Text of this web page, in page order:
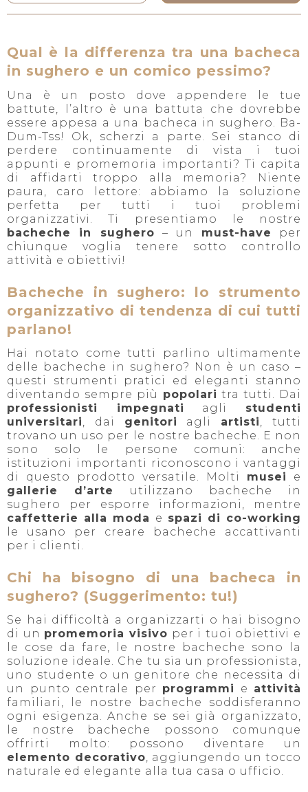
Qual è la differenza tra una bacheca
in sughero e un comico pessimo?
Una è un posto dove appendere le tue
battute, l’altro è una battuta che dovrebbe
essere appesa a una bacheca in sughero. Ba-
Dum-Tss! Ok, scherzi a parte. Sei stanco di
perdere continuamente di vista i tuoi
appunti e promemoria importanti? Ti capita
di affidarti troppo alla memoria? Niente
paura, caro lettore: abbiamo la soluzione
perfetta per tutti i tuoi problemi
organizzativi. Ti presentiamo le nostre
bacheche in sughero – un must-have per
chiunque voglia tenere sotto controllo
attività e obiettivi!
Bacheche in sughero: lo strumento
organizzativo di tendenza di cui tutti
parlano!
Hai notato come tutti parlino ultimamente
delle bacheche in sughero? Non è un caso –
questi strumenti pratici ed eleganti stanno
diventando sempre più popolari tra tutti. Dai
professionisti impegnati agli studenti
universitari, dai genitori agli artisti, tutti
trovano un uso per le nostre bacheche. E non
sono solo le persone comuni: anche
istituzioni importanti riconoscono i vantaggi
di questo prodotto versatile. Molti musei
e
gallerie d’arte
utilizzano bacheche in
sughero per esporre informazioni, mentre
caffetterie alla moda e spazi di co-working
le usano per creare bacheche accattivanti
per i clienti.
Chi ha bisogno di una bacheca in
sughero? (Suggerimento: tu!)
Se hai difficoltà a organizzarti o hai bisogno
di un promemoria visivo per i tuoi obiettivi e
le cose da fare, le nostre bacheche sono la
soluzione ideale. Che tu sia un professionista,
uno studente o un genitore che necessita di
un punto centrale per programmi e attività
familiari, le nostre bacheche soddisferanno
ogni esigenza. Anche se sei già organizzato,
le nostre bacheche possono comunque
offrirti molto: possono diventare un
elemento decorativo, aggiungendo un tocco
naturale ed elegante alla tua casa o ufficio.